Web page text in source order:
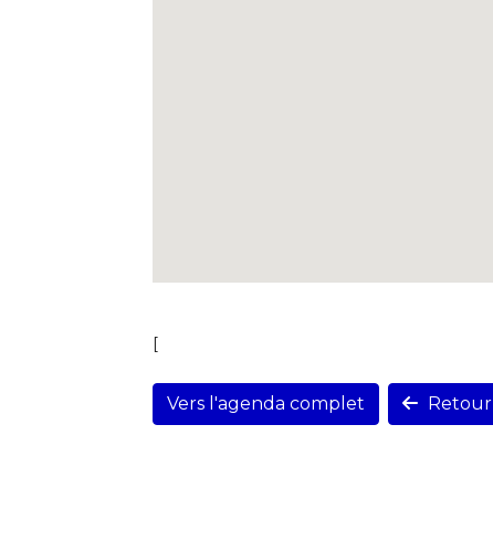
[
Vers l'agenda complet Retour